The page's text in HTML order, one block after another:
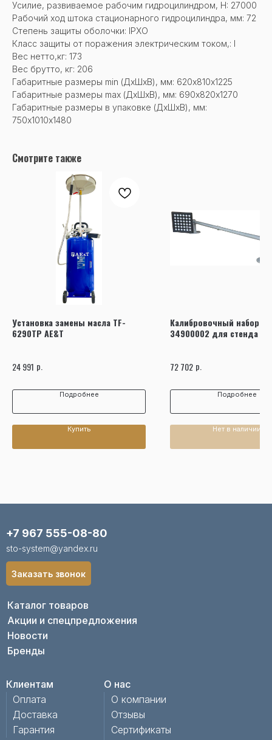
Усилие, развиваемое рабочим гидроцилиндром, H: 27000
Рабочий ход штока стационарного гидроцилиндра, мм: 72
Степень защиты оболочки: IPXO
Класс защиты от поражения электрическим током,: I
Вес нетто,кг: 173
Вес брутто, кг: 206
Габаритные размеры min (ДхШхВ), мм: 620х810х1225
Габаритные размеры max (ДхШхВ), мм: 690х820х1270
Габаритные размеры в упаковке (ДхШхВ), мм:
750х1010х1480
Смотрите также
Установка замены масла TF-
6290TP AE&T
24 991 р.
Подробнее
Купить
Калибровочный набор 8-
34900002 для стенда
72 702 р.
Подробнее
Нет в наличии
Каталог товаров
Акции и спецпредложения
Новости
Бренды
Клиентам
Оплата
Доставка
Гарантия
О нас
О компании
Отзывы
Сертификаты
+7 967 555-08-80
sto-system@yandex.ru
Заказать звонок